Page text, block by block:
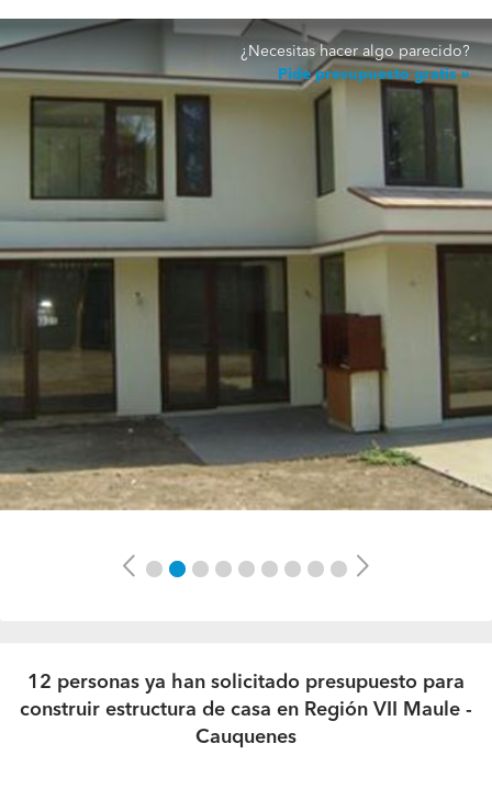
¿Necesitas hacer algo parecido?
Pide presupuesto gratis
Previous Next
12 personas ya han solicitado presupuesto para
construir estructura de casa en Región VII Maule -
Cauquenes